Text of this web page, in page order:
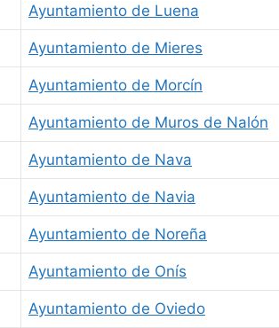
Ayuntamiento de Luena
Ayuntamiento de Mieres
Ayuntamiento de Morcín
Ayuntamiento de Muros de Nalón
Ayuntamiento de Nava
Ayuntamiento de Navia
Ayuntamiento de Noreña
Ayuntamiento de Onís
Ayuntamiento de Oviedo